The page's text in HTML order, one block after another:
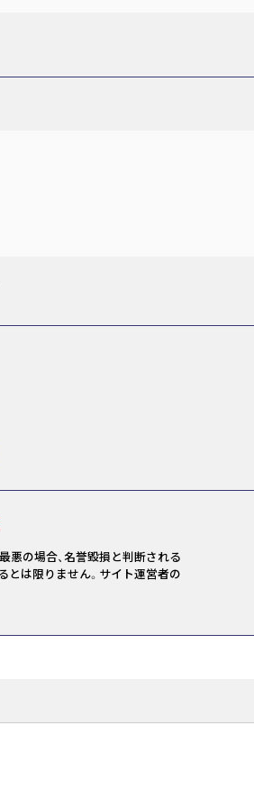
悪の場合、名誉毀損と判断される
とは限りません。サイト運営者の